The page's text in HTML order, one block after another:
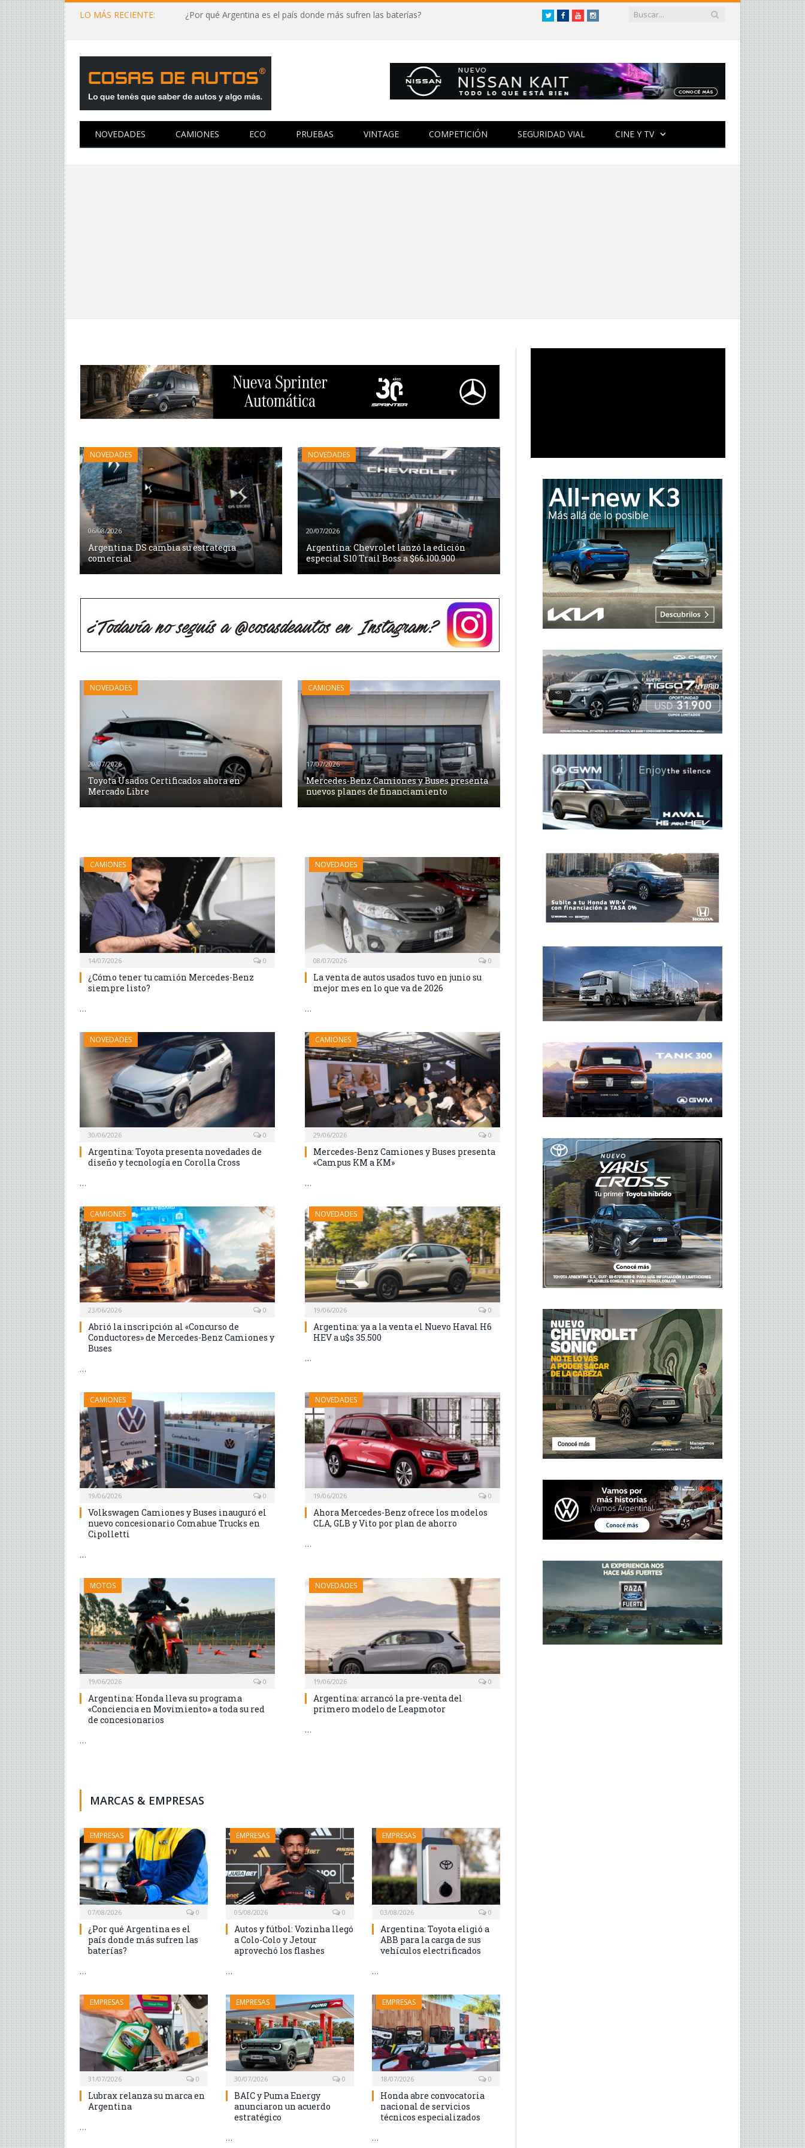
LO MÁS RECIENTE: ¿Por qué Argentina es el país donde más sufren las baterías? TwitterFacebookYouTubeInstagram
NOVEDADES CAMIONES ECO PRUEBAS VINTAGE COMPETICIÓN SEGURIDAD VIAL CINE Y TV
NOVEDADES
06/08/2026
Argentina: DS cambia su estrategia
comercial
NOVEDADES
20/07/2026
Argentina: Chevrolet lanzó la edición
especial S10 Trail Boss a $66.100.900
NOVEDADES
20/07/2026
Toyota Usados Certificados ahora en
Mercado Libre
CAMIONES
17/07/2026
Mercedes-Benz Camiones y Buses presenta
nuevos planes de financiamiento
CAMIONES
14/07/2026 0
¿Cómo tener tu camión Mercedes-Benz
siempre listo?
…
NOVEDADES
08/07/2026 0
La venta de autos usados tuvo en junio su
mejor mes en lo que va de 2026
…
NOVEDADES
30/06/2026 0
Argentina: Toyota presenta novedades de
diseño y tecnología en Corolla Cross
…
CAMIONES
29/06/2026 0
Mercedes-Benz Camiones y Buses presenta
«Campus KM a KM»
…
CAMIONES
23/06/2026 0
Abrió la inscripción al «Concurso de
Conductores» de Mercedes-Benz Camiones y
Buses
…
NOVEDADES
19/06/2026 0
Argentina: ya a la venta el Nuevo Haval H6
HEV a u$s 35.500
…
CAMIONES
19/06/2026 0
Volkswagen Camiones y Buses inauguró el
nuevo concesionario Comahue Trucks en
Cipolletti
…
NOVEDADES
19/06/2026 0
Ahora Mercedes-Benz ofrece los modelos
CLA, GLB y Vito por plan de ahorro
…
MOTOS
19/06/2026 0
Argentina: Honda lleva su programa
«Conciencia en Movimiento» a toda su red
de concesionarios
…
NOVEDADES
19/06/2026 0
Argentina: arrancó la pre-venta del
primero modelo de Leapmotor
…
MARCAS & EMPRESAS
EMPRESAS
07/08/2026 0
¿Por qué Argentina es el
país donde más sufren las
baterías?
…
EMPRESAS
05/08/2026 0
Autos y fútbol: Vozinha llegó
a Colo-Colo y Jetour
aprovechó los flashes
…
EMPRESAS
03/08/2026 0
Argentina: Toyota eligió a
ABB para la carga de sus
vehículos electrificados
…
EMPRESAS
31/07/2026 0
Lubrax relanza su marca en
Argentina
…
EMPRESAS
30/07/2026 0
BAIC y Puma Energy
anunciaron un acuerdo
estratégico
…
EMPRESAS
18/07/2026 0
Honda abre convocatoria
nacional de servicios
técnicos especializados
…